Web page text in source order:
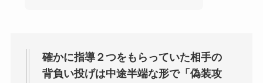
確かに指導２つをもらっていた相手の
背負い投げは中途半端な形で「偽装攻